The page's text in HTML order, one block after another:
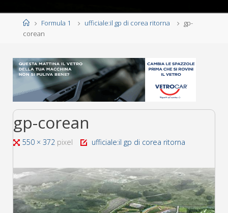
HomeFormula 1 ufficiale:il gp di corea ritorna
gp-
corean
gp-corean
Tutta550 × 372 pixel ufficiale:il gp di corea ritorna